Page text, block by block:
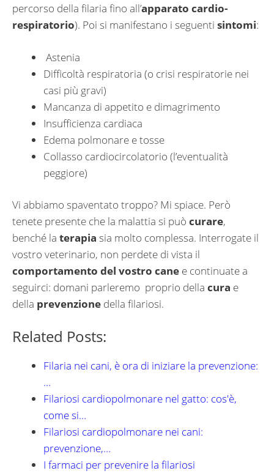
percorso della filaria fino all’apparato cardio-
respiratorio). Poi si manifestano i seguenti sintomi:
Astenia
Difficoltà respiratoria (o crisi respiratorie nei
casi più gravi)
Mancanza di appetito e dimagrimento
Insufficienza cardiaca
Edema polmonare e tosse
Collasso cardiocircolatorio (l’eventualità
peggiore)
Vi abbiamo spaventato troppo? Mi spiace. Però
tenete presente che la malattia si può curare,
benché la terapia sia molto complessa. Interrogate il
vostro veterinario, non perdete di vista il
comportamento del vostro cane e continuate a
seguirci: domani parleremo proprio della cura e
della prevenzione della filariosi.
Related Posts:
Filaria nei cani, è ora di iniziare la prevenzione:
…
Filariosi cardiopolmonare nel gatto: cos'è,
come si…
Filariosi cardiopolmonare nei cani:
prevenzione,…
I farmaci per prevenire la filariosi